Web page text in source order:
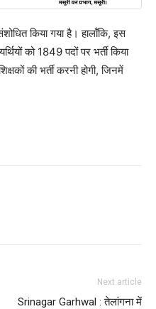
किया गया है। हालाँकि, इस
को 1849 पदों पर भर्ती किया
की भर्ती करनी होगी, जिनमें
Next article
Srinagar Garhwal : तेलांगना में